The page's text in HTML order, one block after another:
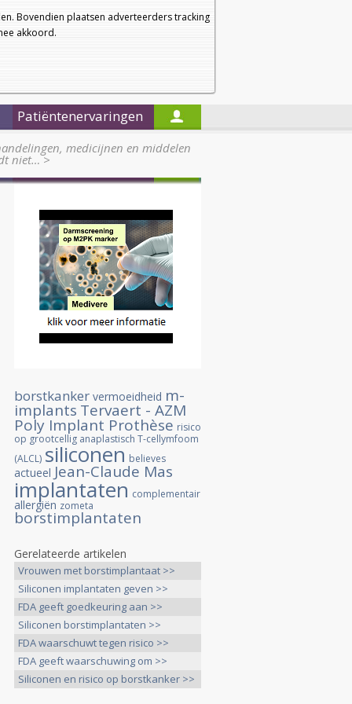
Bovendien plaatsen adverteerders tracking
akkoord.
a
a
Nieuwsbrief
Startpagina
Patiëntenervaringen
medicijnen en middelen
niet…>
borstkanker vermoeidheid m-
implants Tervaert - AZM
Poly Implant Prothèse risico
op grootcellig anaplastisch T-cellymfoom
(ALCL) siliconen believes
actueel Jean-Claude Mas
implantaten complementair
allergiën zometa
borstimplantaten
Gerelateerde artikelen
Vrouwen met borstimplantaat >>
Siliconen implantaten geven >>
FDA geeft goedkeuring aan >>
Siliconen borstimplantaten >>
FDA waarschuwt tegen risico >>
FDA geeft waarschuwing om >>
Siliconen en risico op borstkanker >>